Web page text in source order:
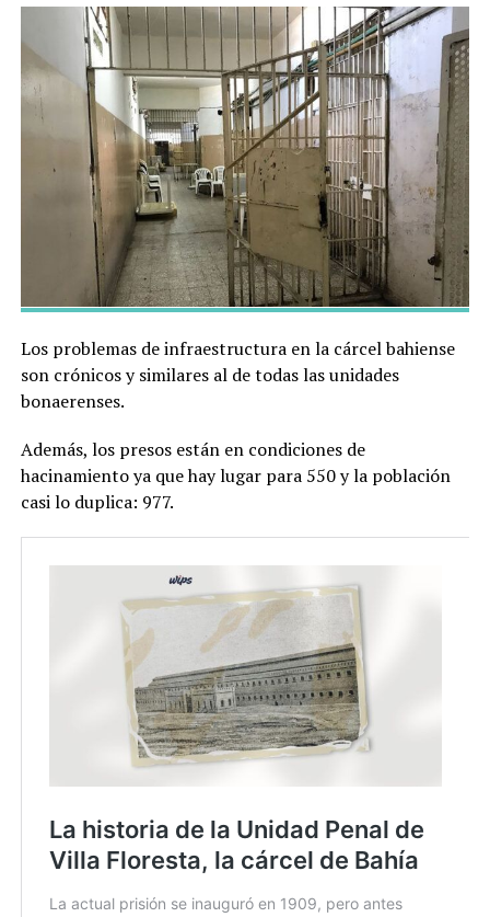
Los problemas de infraestructura en la cárcel bahiense
son crónicos y similares al de todas las unidades
bonaerenses.
Además, los presos están en condiciones de
hacinamiento ya que hay lugar para 550 y la población
casi lo duplica: 977.